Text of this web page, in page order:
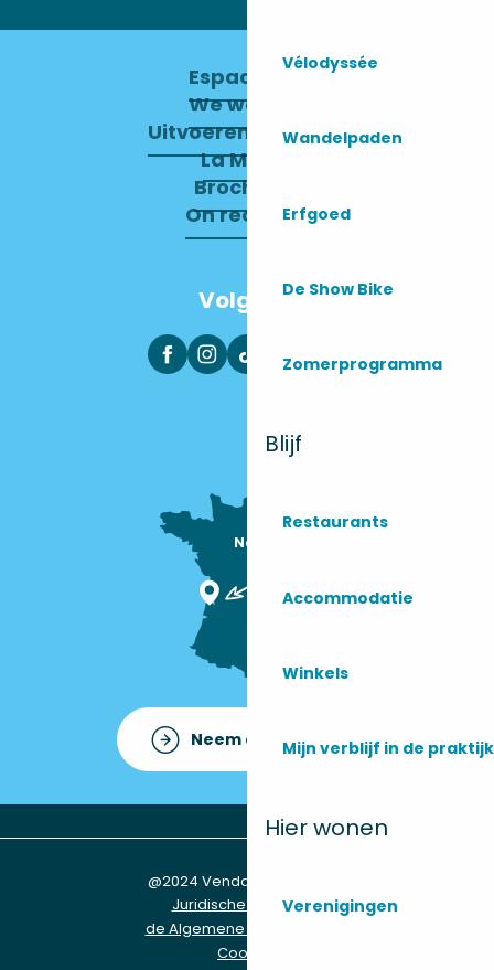
Vélodyssée
Wandelpaden
Erfgoed
De Show Bike
Zomerprogramma
Blijf
Restaurants
Accommodatie
Winkels
Mijn verblijf in de praktijk
Hier wonen
Verenigingen
Espace pro
We werven
Uitvoerend Comité
La Mairie
Brochures
On recrute !
Volg ons
Nous sommes
Neem contact op met
@2024 Vendays-Montalivet
Juridische informatie
de Algemene Voorwaarden
Cookies